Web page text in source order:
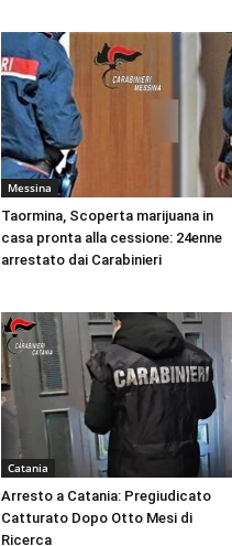
Messina
Taormina, Scoperta marijuana in
casa pronta alla cessione: 24enne
arrestato dai Carabinieri
Catania
Arresto a Catania: Pregiudicato
Catturato Dopo Otto Mesi di
Ricerca